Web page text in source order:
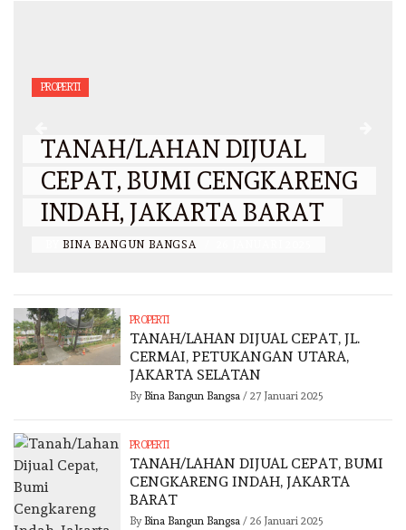
PROPERTI
TANAH/LAHAN DIJUAL
CEPAT, BUMI CENGKARENG
INDAH, JAKARTA BARAT
BINA BANGUN BANGSA
PROPERTI
TANAH/LAHAN DIJUAL CEPAT, JL.
CERMAI, PETUKANGAN UTARA,
JAKARTA SELATAN
By Bina Bangun Bangsa/ 27 Januari 2025
PROPERTI
TANAH/LAHAN DIJUAL CEPAT, BUMI
CENGKARENG INDAH, JAKARTA
BARAT
By Bina Bangun Bangsa/ 26 Januari 2025